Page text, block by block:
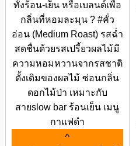
ทั้งร้อน-เย็น หรือเบลนด์เพื่อ
กลิ่นที่หอมละมุน ? #คั่ว
อ่อน (Medium Roast) รสฉ่ำ
สดชื่นด้วยรสเปรี้ยวผลไม้มี
ความหอมหวานจากรสชาติ
ดั้งเดิมของผลไม้ ซ่อนกลิ่น
ดอกไม้ป่า เหมาะกับ
สายslow bar ร้อนเย็น เมนู
กาแฟดำ
^